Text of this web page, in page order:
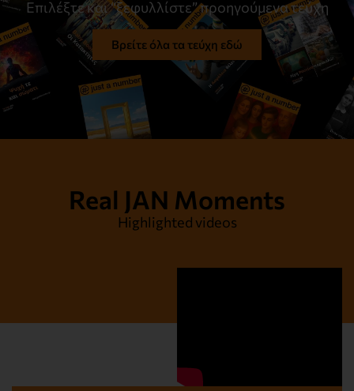
Επιλέξτε και “ξεφυλλίστε” προηγούμενα τεύχη
Βρείτε όλα τα τεύχη εδώ
Real JAN Moments
Highlighted videos